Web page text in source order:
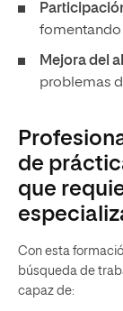
fomentando
Mejora del
problemas
de
que
Con esta
búsqueda de
capaz de: